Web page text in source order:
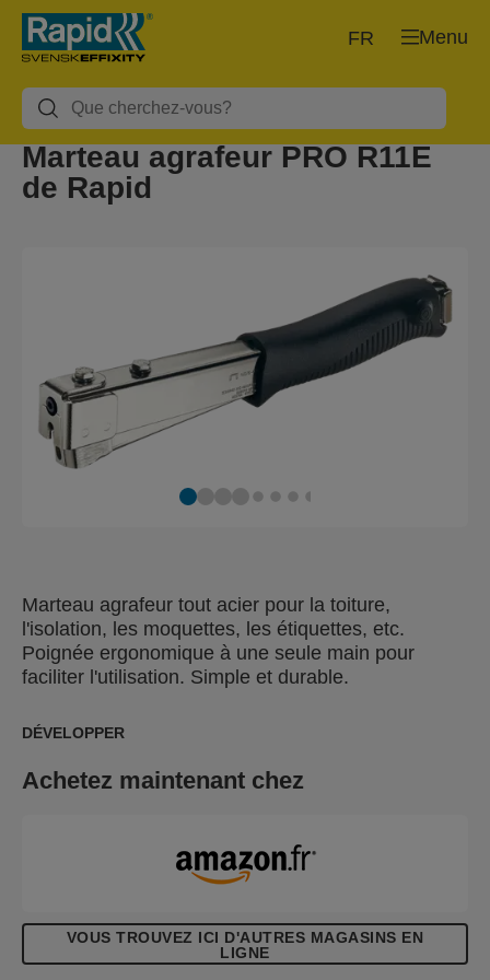
Menu
FR
Marteau agrafeur PRO R11E
de Rapid
Marteau agrafeur tout acier pour la toiture,
l'isolation, les moquettes, les étiquettes, etc.
Poignée ergonomique à une seule main pour
faciliter l'utilisation. Simple et durable.
DÉVELOPPER
Achetez maintenant chez
VOUS TROUVEZ ICI D'AUTRES MAGASINS EN
LIGNE